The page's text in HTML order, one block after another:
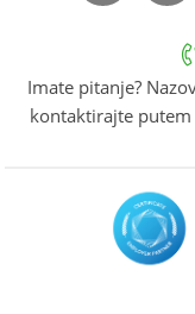
Imate pitanje?
kontaktirajte putem